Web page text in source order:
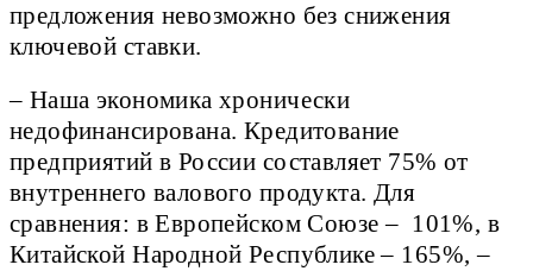
предложения невозможно без снижения
ключевой ставки.
– Наша экономика хронически
недофинансирована. Кредитование
предприятий в России составляет 75% от
внутреннего валового продукта. Для
сравнения: в Европейском Союзе – 101%, в
Китайской Народной Республике – 165%, –